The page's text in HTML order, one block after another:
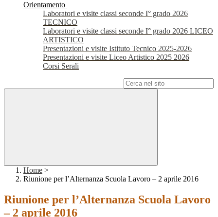
Orientamento
Laboratori e visite classi seconde I° grado 2026
TECNICO
Laboratori e visite classi seconde I° grado 2026 LICEO
ARTISTICO
Presentazioni e visite Istituto Tecnico 2025-2026
Presentazioni e visite Liceo Artistico 2025 2026
Corsi Serali
Home >
Riunione per l’Alternanza Scuola Lavoro – 2 aprile 2016
Riunione per l’Alternanza Scuola Lavoro
– 2 aprile 2016